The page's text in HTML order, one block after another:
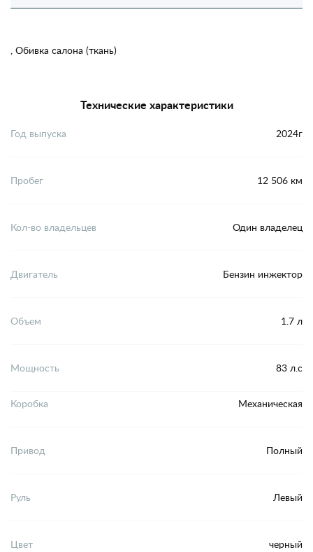
, Обивка салона (ткань)
Технические характеристики
Год выпуска 2024г
Пробег 12 506 км
Кол-во владельцев Один владелец
Двигатель Бензин инжектор
Объем 1.7 л
Мощность 83 л.с
Коробка Механическая
Привод Полный
Руль Левый
Цвет черный